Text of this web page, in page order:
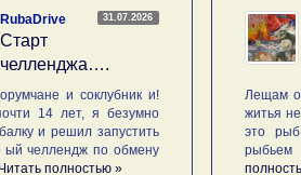
31.07.2026
RubaDrive
Старт
челленджа….
и соклубник и!
14 лет, я безумно
и решил запустить
ый челлендж по обмену
Читать полностью »
Лещам
житья
это